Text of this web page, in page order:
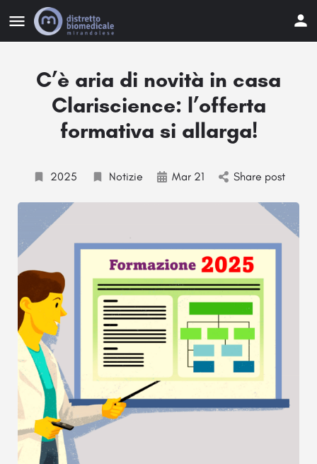
C’è aria di novità in casa
Clariscience: l’offerta
formativa si allarga!
2025 Notizie Mar 21 Share post